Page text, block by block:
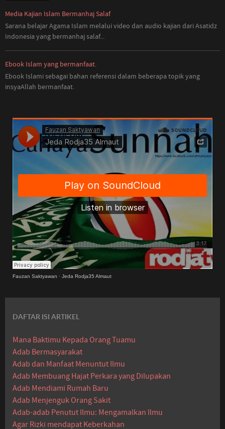
Media Kajian Islam Bermanhaj Salaf
Sarana belajar Agama Islam melalui video dan audio kajian dari Asatidz
Indonesia yang bermanhaj salaf...
Ebook Islam yang bermanfaat.
Ebook Islami sebagai bahan referensi dalam beberapa topik yang
insyaAllah bermanfaat.
Fauzan Saktyawan · Jeda Rodja35 Almaut
DAFTAR ISI ARTIKEL
Mana Baktimu Kepada Orang Tuamu
Adab Bermasyarakat
Adab dan Manfaat Menuntut Ilmu
Adab Membuang Hajat Perkara yang Dilupakan
Adab Mendiami Rumah Baru
Adab Menjenguk Orang Sakit
Adab-adab Penutut Ilmu: Mengamalkan Ilmu
Agar Rizki mendapat Keberkahan